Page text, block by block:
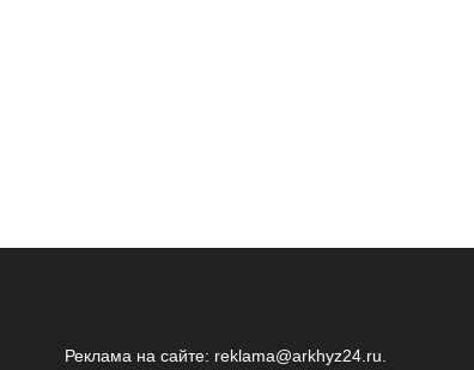
Реклама на сайте: reklama@arkhyz24.ru